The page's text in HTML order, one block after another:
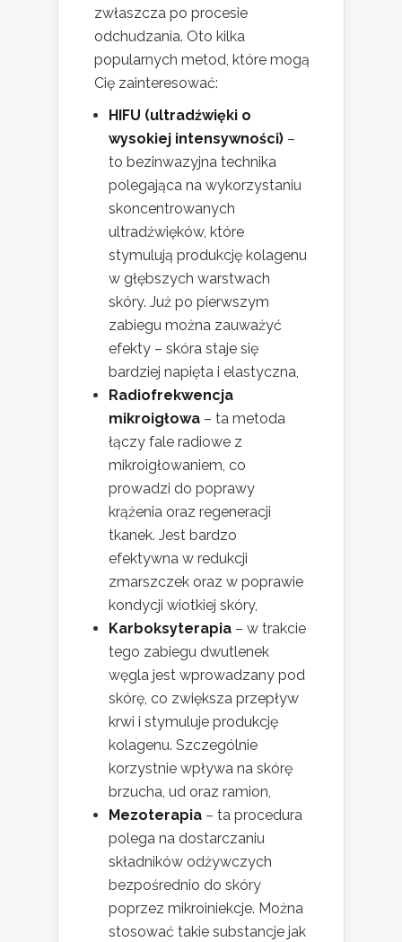
zwłaszcza po procesie
odchudzania. Oto kilka
popularnych metod, które mogą
Cię zainteresować:
HIFU (ultradźwięki o
wysokiej intensywności) –
to bezinwazyjna technika
polegająca na wykorzystaniu
skoncentrowanych
ultradźwięków, które
stymulują produkcję kolagenu
w głębszych warstwach
skóry. Już po pierwszym
zabiegu można zauważyć
efekty – skóra staje się
bardziej napięta i elastyczna,
Radiofrekwencja
mikroigłowa – ta metoda
łączy fale radiowe z
mikroigłowaniem, co
prowadzi do poprawy
krążenia oraz regeneracji
tkanek. Jest bardzo
efektywna w redukcji
zmarszczek oraz w poprawie
kondycji wiotkiej skóry,
Karboksyterapia – w trakcie
tego zabiegu dwutlenek
węgla jest wprowadzany pod
skórę, co zwiększa przepływ
krwi i stymuluje produkcję
kolagenu. Szczególnie
korzystnie wpływa na skórę
brzucha, ud oraz ramion,
Mezoterapia – ta procedura
polega na dostarczaniu
składników odżywczych
bezpośrednio do skóry
poprzez mikroiniekcje. Można
stosować takie substancje jak